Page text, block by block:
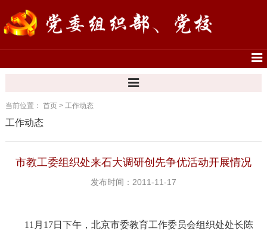
当前位置： 首页> 工作动态
工作动态
市教工委组织处来石大调研创先争优活动开展情况
发布时间：2011-11-17
11 月 17日 下午，北京市委教育工作委员会组织处处长陈